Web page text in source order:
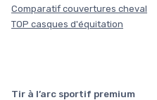
Comparatif couvertures cheval
TOP casques d'équitation
Tir à l’arc sportif premium